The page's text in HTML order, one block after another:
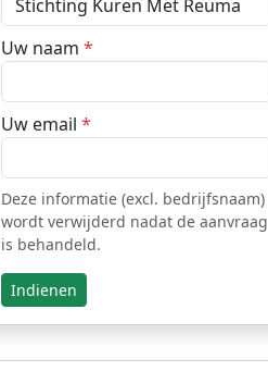
Uw naam *
Uw email *
Deze informatie (excl. bedrijfsnaam)
wordt verwijderd nadat de aanvraag
is behandeld.
Indienen